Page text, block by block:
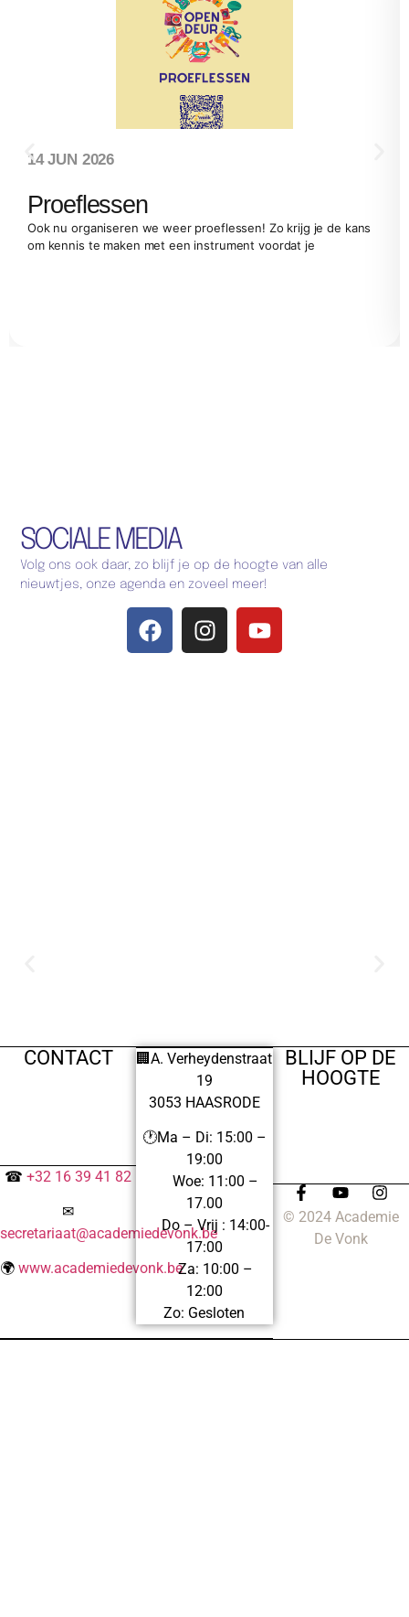
14 JUN 2026
Proeflessen
Ook nu organiseren we weer proeflessen! Zo krijg je de kans
om kennis te maken met een instrument voordat je
SOCIALE MEDIA
Volg ons ook daar, zo blijf je op de hoogte van alle
nieuwtjes, onze agenda en zoveel meer!
CONTACT
☎+32 16 39 41 82
✉
secretariaat@academiedevonk.be
🌍 www.academiedevonk.be
🏢A. Verheydenstraat
19
3053 HAASRODE
🕐Ma – Di: 15:00 –
19:00
Woe: 11:00 –
17.00
Do – Vrij : 14:00-
17:00
Za: 10:00 –
12:00
Zo: Gesloten
BLIJF OP DE
HOOGTE
© 2024 Academie
De Vonk